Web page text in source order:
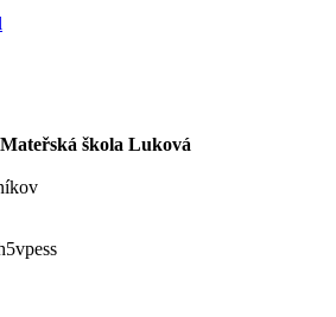
škola Luková